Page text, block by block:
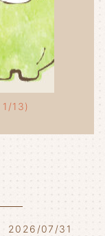
1/13)
2026/07/31